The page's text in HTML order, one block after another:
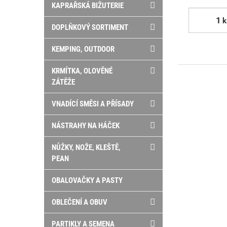
KAPRAŘSKÁ BIŽUTERIE
DOPLŇKOVÝ SORTIMENT
KEMPING, OUTDOOR
KRMÍTKA, OLOVĚNÉ
ZÁTĚŽE
VNADÍCÍ SMĚSI A PŘÍSADY
NÁSTRAHY NA HÁČEK
NŮŽKY, NOŽE, KLEŠTĚ,
PEAN
OBALOVAČKY A PASTY
OBLEČENÍ A OBUV
PARTIKLY A SEMENA